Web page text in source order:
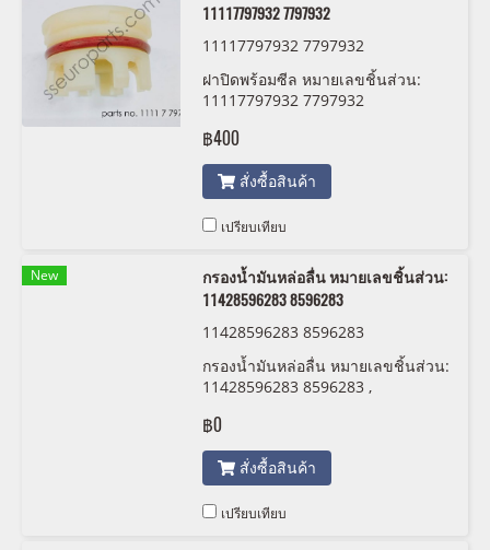
11117797932 7797932
11117797932 7797932
ฝาปิดพร้อมซีล หมายเลขชิ้นส่วน:
11117797932 7797932
฿400
สั่งซื้อสินค้า
เปรียบเทียบ
New
กรองน้ำมันหล่อลื่น หมายเลขชิ้นส่วน:
11428596283 8596283
11428596283 8596283
กรองน้ำมันหล่อลื่น หมายเลขชิ้นส่วน:
11428596283 8596283 ,
11428586673 8586673 ,
11428576429 8576429
฿0
สั่งซื้อสินค้า
เปรียบเทียบ